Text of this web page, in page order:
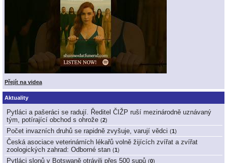
Přejít na videa
Aktuality
Pytláci a pašeráci se radují. Ředitel ČIŽP ruší mezinárodně uznávaný
tým, potírající obchod s ohrože (2)
Počet invazních druhů se rapidně zvyšuje, varují vědci (1)
Česká asociace veterinárních lékařů volně žijících zvířat a zvířat
zoologických zahrad: Odborné stan (1)
Pytláci slonů v Botswaně otrávili přes 500 supů (0)